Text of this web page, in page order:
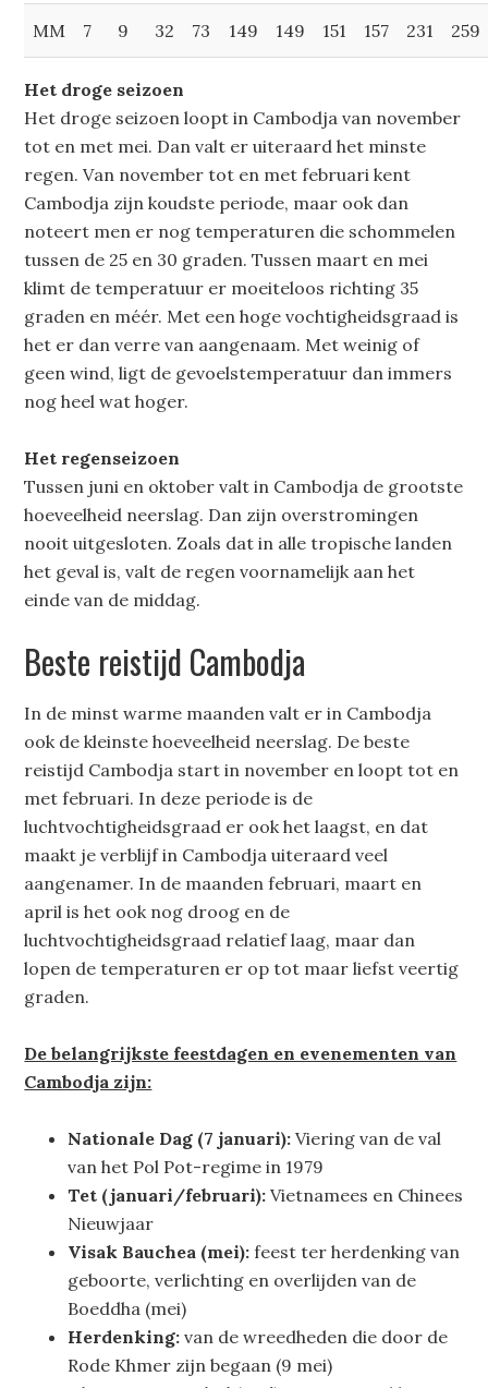
MM 7 9 32 73 149 149 151 157 231 259
Het droge seizoen
Het droge seizoen loopt in Cambodja van november
tot en met mei. Dan valt er uiteraard het minste
regen. Van november tot en met februari kent
Cambodja zijn koudste periode, maar ook dan
noteert men er nog temperaturen die schommelen
tussen de 25 en 30 graden. Tussen maart en mei
klimt de temperatuur er moeiteloos richting 35
graden en méér. Met een hoge vochtigheidsgraad is
het er dan verre van aangenaam. Met weinig of
geen wind, ligt de gevoelstemperatuur dan immers
nog heel wat hoger.
Het regenseizoen
Tussen juni en oktober valt in Cambodja de grootste
hoeveelheid neerslag. Dan zijn overstromingen
nooit uitgesloten. Zoals dat in alle tropische landen
het geval is, valt de regen voornamelijk aan het
einde van de middag.
Beste reistijd Cambodja
In de minst warme maanden valt er in Cambodja
ook de kleinste hoeveelheid neerslag. De beste
reistijd Cambodja start in november en loopt tot en
met februari. In deze periode is de
luchtvochtigheidsgraad er ook het laagst, en dat
maakt je verblijf in Cambodja uiteraard veel
aangenamer. In de maanden februari, maart en
april is het ook nog droog en de
luchtvochtigheidsgraad relatief laag, maar dan
lopen de temperaturen er op tot maar liefst veertig
graden.
De belangrijkste feestdagen en evenementen van
Cambodja zijn:
Nationale Dag (7 januari): Viering van de val
van het Pol Pot-regime in 1979
Tet (januari/februari): Vietnamees en Chinees
Nieuwjaar
Visak Bauchea (mei): feest ter herdenking van
geboorte, verlichting en overlijden van de
Boeddha (mei)
Herdenking: van de wreedheden die door de
Rode Khmer zijn begaan (9 mei)